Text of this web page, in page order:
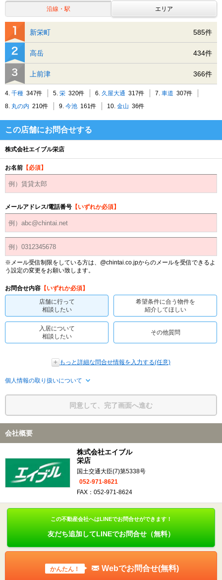
沿線・駅 エリア
新栄町 585件
高岳 434件
上前津 366件
4. 千種 347件 5. 栄 320件 6. 久屋大通 317件 7. 車道 307件
8. 丸の内 210件 9. 今池 161件 10. 金山 36件
この店舗にお問合せする
株式会社エイブル栄店
お名前 【必須】
メールアドレス/電話番号 【いずれか必須】
※メール受信制限をしている方は、@chintai.co.jpからのメールを受信できるよ
う設定の変更をお願い致します。
お問合せ内容 【いずれか必須】
店舗に行って
相談したい
希望条件に合う物件を
紹介してほしい
入居について
相談したい
その他質問
もっと詳細な問合せ情報を入力する(任意)
個人情報の取り扱いについて
同意して、完了画面へ進む
会社概要
株式会社エイブル
栄店
国土交通大臣(7)第5338号
052-971-8621
FAX：052-971-8624
この不動産会社へはLINEでお問合せができます！
友だち追加してLINEでお問合せ（無料）
かんたん！ Webでお問合せ(無料)